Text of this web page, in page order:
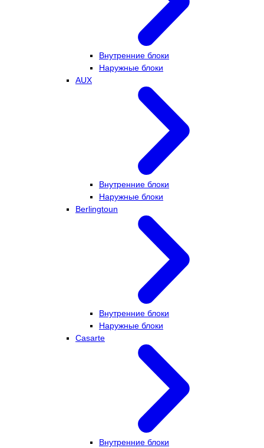
Внутренние блоки
Наружные блоки
AUX
Внутренние блоки
Наружные блоки
Berlingtoun
Внутренние блоки
Наружные блоки
Casarte
Внутренние блоки